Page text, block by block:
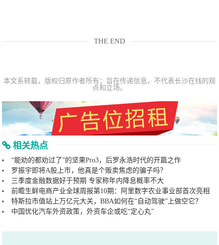
THE END
本文系转载，版权归原作者所有；旨在传递信息，不代表长沙在线的观
点和立场。
相关热点
“能劝的都劝过了”的坚果Pro3，后罗永浩时代的开篇之作
罗振宇即将A股上市，他真是个贩卖焦虑的骗子吗？
三季度金融数据好于预期 专家称年内降息概率不大
前瞻生鲜电商产业全球周报第10期：阿里数字农业事业部首次亮相
特斯拉市值站上万亿元大关，BBA如何在“自动驾驶”上做空它？
中国优化汽车外资政策，外资车企或吃“定心丸”